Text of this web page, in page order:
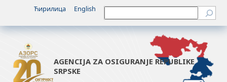
Ћирилица English Претрага
AGENCIJA ZA OSIGURANJE REPUBLIKE
SRPSKE